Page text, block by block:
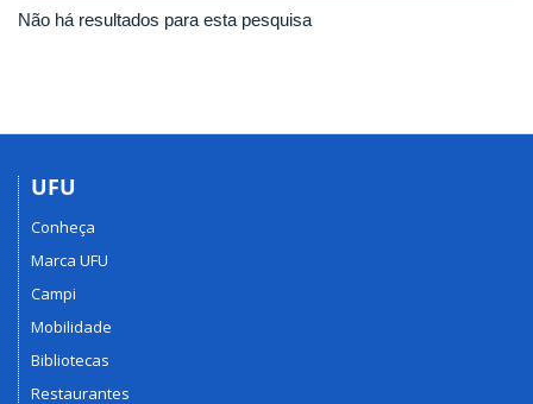
Não há resultados para esta pesquisa
UFU
Conheça
Marca UFU
Campi
Mobilidade
Bibliotecas
Restaurantes